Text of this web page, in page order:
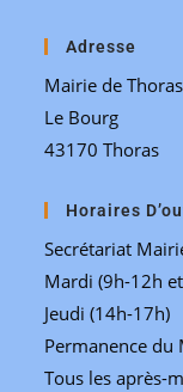
Adresse
Mairie de Thoras
Le Bourg
43170 Thoras
Horaires
Secrétariat
Mardi (9h-12h
Jeudi (14h-17h)
Permanence du
Tous les après-